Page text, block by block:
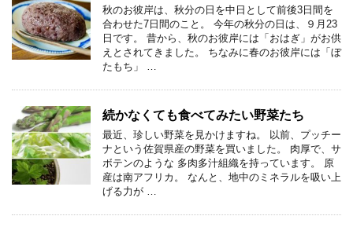
秋のお彼岸は、秋分の日を中日として前後3日間を
合わせた7日間のこと。 今年の秋分の日は、９月23
日です。 昔から、秋のお彼岸には「おはぎ」がお供
えとされてきました。 ちなみに春のお彼岸には「ぼ
たもち」 …
続かなくても食べてみたい野菜たち
最近、珍しい野菜を見かけますね。 以前、プッチー
ナという佐賀県産の野菜を買いました。 肉厚で、サ
ボテンのような 多肉多汁組織を持っています。 原
産は南アフリカ。 なんと、地中のミネラルを吸い上
げる力が …